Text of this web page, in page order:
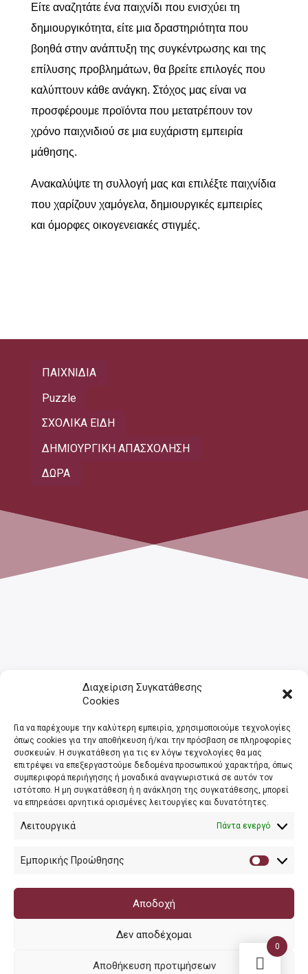
Διαχείριση Συγκατάθεσης
Cookies
Για να παρέχουμε την καλύτερη εμπειρία, χρησιμοποιούμε τεχνολογίες
όπως cookies για την αποθήκευση ή/και την πρόσβαση σε πληροφορίες
συσκευών. Η συγκατάθεση για τις εν λόγω τεχνολογίες θα μας
επιτρέψει να επεξεργαστούμε δεδομένα προσωπικού χαρακτήρα, όπως
συμπεριφορά περιήγησης ή μοναδικά αναγνωριστικά σε αυτόν τον
ιστότοπο. Η μη συγκατάθεση ή η ανάκληση της συγκατάθεσης, μπορεί
να επηρεάσει αρνητικά ορισμένες λειτουργίες και δυνατότητες.
Λειτουργικά Πάντα ενεργό
Εμπορικής Προώθησης
Αποδοχή
Δεν αποδέχομαι
Αποθήκευση προτιμήσεων
Είτε αναζητάτε ένα παιχνίδι που ενισχύει τη
δημιουργικότητα, είτε μια δραστηριότητα που
βοηθά στην ανάπτυξη της συγκέντρωσης και της
επίλυσης προβλημάτων, θα βρείτε επιλογές που
καλύπτουν κάθε ανάγκη. Στόχος μας είναι να
προσφέρουμε προϊόντα που μετατρέπουν τον
χρόνο παιχνιδιού σε μια ευχάριστη εμπειρία
μάθησης.
Ανακαλύψτε τη συλλογή μας και επιλέξτε παιχνίδια
που χαρίζουν χαμόγελα, δημιουργικές εμπειρίες
και όμορφες οικογενειακές στιγμές.
ΠΑΙΧΝΙΔΙΑ
Puzzle
ΣΧΟΛΙΚΑ ΕΙΔΗ
ΔΗΜΙΟΥΡΓΙΚΗ ΑΠΑΣΧΟΛΗΣΗ
ΔΩΡΑ
Τρόποι Αποστολής , Τρόποι Πληρωμής,Απόσυρση
Αγοράς,Όροι & Προυποθέσεις,Πολιτική Απορρήτου
,Cookies
συγχρηματοδοτείται από το Ευρωπαϊκό Ταμείο Περιφερειακής Ανάπτυξης και την Κυπριακή
0